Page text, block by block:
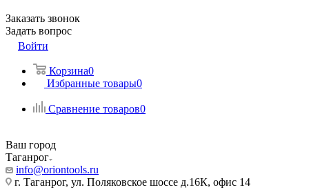
Заказать звонок
Задать вопрос
Войти
Корзина0
Избранные товары0
Сравнение товаров0
Ваш город
Таганрог
info@oriontools.ru
г. Таганрог, ул. Поляковское шоссе д.16К, офис 14